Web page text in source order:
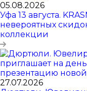
05.08.2026
Уфа 13 августа.
невероятных
коллекции
27.07.2026